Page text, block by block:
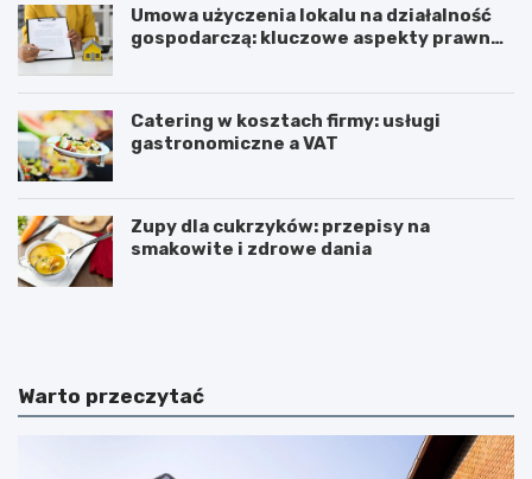
Umowa użyczenia lokalu na działalność
gospodarczą: kluczowe aspekty prawne i
Catering w kosztach firmy: usługi
gastronomiczne a VAT
Zupy dla cukrzyków: przepisy na
smakowite i zdrowe dania
W
n
i
T
w
i
Warto przeczytać